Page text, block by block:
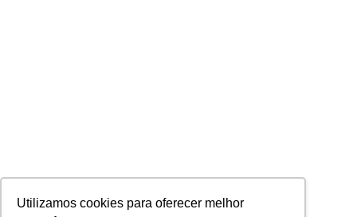
Utilizamos cookies para oferecer melhor